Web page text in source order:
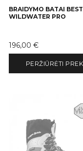
BRAIDYMO BATAI
WILDWATER PRO
Kaina
196,00 €
PERŽIŪRĖTI